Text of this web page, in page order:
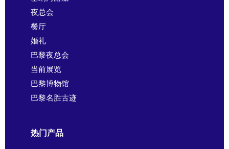
夜总会
餐厅
婚礼
巴黎夜总会
当前展览
巴黎博物馆
巴黎名胜古迹
热门产品